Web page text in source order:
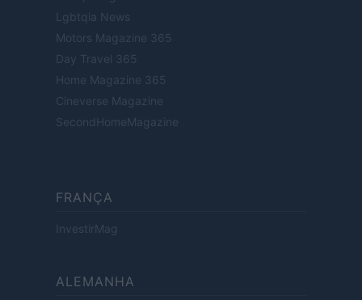
Lgbtqia News
Motors Magazine 365
Day Travel 365
Home Magazine 365
Cineverse Magazine
SecondHomeMagazine
FRANÇA
InvestirMag
ALEMANHA